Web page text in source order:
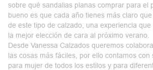
sobrequé sandalias planas comprar para el
bueno es que cada año tienes más claro
de este tipo de calzado, una experiencia
la mejor elección de cara al próximo verano.
Desde Vanessa Calzados queremos
las cosas más fáciles, por ello contamos con
para mujer de todos los estilos y para